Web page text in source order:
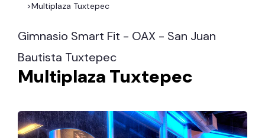
>Multiplaza Tuxtepec
Gimnasio Smart Fit - OAX - San Juan
Bautista Tuxtepec
Multiplaza Tuxtepec